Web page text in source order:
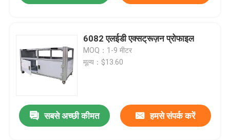
6082 एलईडी एक्सट्रूज़न प्रोफाइल
MOQ：1-9 मीटर
मूल्य：$13.60
सबसे अच्छी कीमत हमसे संपर्क करें